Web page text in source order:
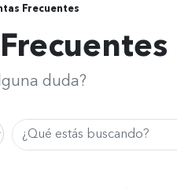
Frecuentes
Frecuentes
duda?
Buscar